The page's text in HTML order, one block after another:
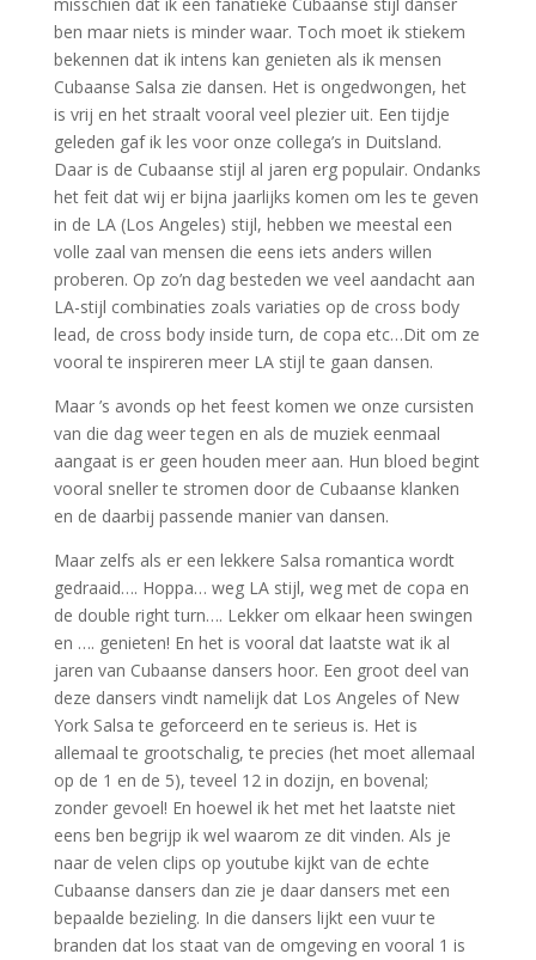
ben maar niets is minder waar. Toch moet ik stiekem
bekennen dat ik intens kan genieten als ik mensen
Cubaanse Salsa zie dansen. Het is ongedwongen, het
is vrij en het straalt vooral veel plezier uit. Een tijdje
geleden gaf ik les voor onze collega’s in Duitsland.
Daar is de Cubaanse stijl al jaren erg populair. Ondanks
het feit dat wij er bijna jaarlijks komen om les te geven
in de LA (Los Angeles) stijl, hebben we meestal een
volle zaal van mensen die eens iets anders willen
proberen. Op zo’n dag besteden we veel aandacht aan
LA-stijl combinaties zoals variaties op de cross body
lead, de cross body inside turn, de copa etc…Dit om ze
vooral te inspireren meer LA stijl te gaan dansen.
Maar ’s avonds op het feest komen we onze cursisten
van die dag weer tegen en als de muziek eenmaal
aangaat is er geen houden meer aan. Hun bloed begint
vooral sneller te stromen door de Cubaanse klanken
en de daarbij passende manier van dansen.
Maar zelfs als er een lekkere Salsa romantica wordt
gedraaid…. Hoppa… weg LA stijl, weg met de copa en
de double right turn…. Lekker om elkaar heen swingen
en …. genieten! En het is vooral dat laatste wat ik al
jaren van Cubaanse dansers hoor. Een groot deel van
deze dansers vindt namelijk dat Los Angeles of New
York Salsa te geforceerd en te serieus is. Het is
allemaal te grootschalig, te precies (het moet allemaal
op de 1 en de 5), teveel 12 in dozijn, en bovenal;
zonder gevoel! En hoewel ik het met het laatste niet
eens ben begrijp ik wel waarom ze dit vinden. Als je
naar de velen clips op youtube kijkt van de echte
Cubaanse dansers dan zie je daar dansers met een
bepaalde bezieling. In die dansers lijkt een vuur te
branden dat los staat van de omgeving en vooral 1 is